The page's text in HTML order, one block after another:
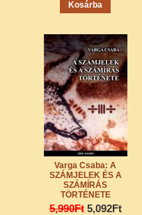
Varga Csaba: A
SZÁMJELEK ÉS A
SZÁMÍRÁS
TÖRTÉNETE
5,990Ft 5,092Ft